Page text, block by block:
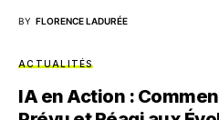
BY FLORENCE LADURÉE
ACTUALITÉS
IA en Action :